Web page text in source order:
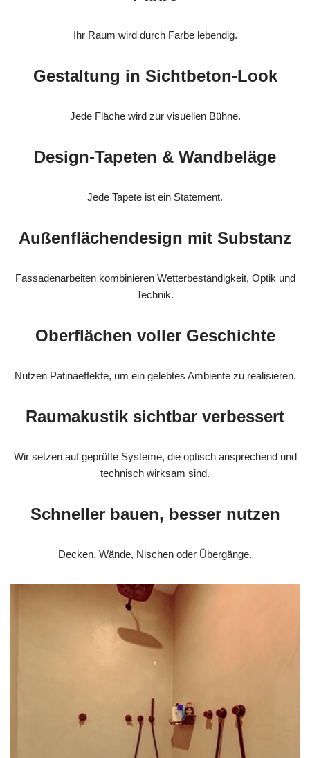
Ihr Raum wird durch Farbe lebendig.
Gestaltung in Sichtbeton-Look
Jede Fläche wird zur visuellen Bühne.
Design-Tapeten & Wandbeläge
Jede Tapete ist ein Statement.
Außenflächendesign mit Substanz
Fassadenarbeiten kombinieren Wetterbeständigkeit, Optik und
Technik.
Oberflächen voller Geschichte
Nutzen Patinaeffekte, um ein gelebtes Ambiente zu realisieren.
Raumakustik sichtbar verbessert
Wir setzen auf geprüfte Systeme, die optisch ansprechend und
technisch wirksam sind.
Schneller bauen, besser nutzen
Decken, Wände, Nischen oder Übergänge.